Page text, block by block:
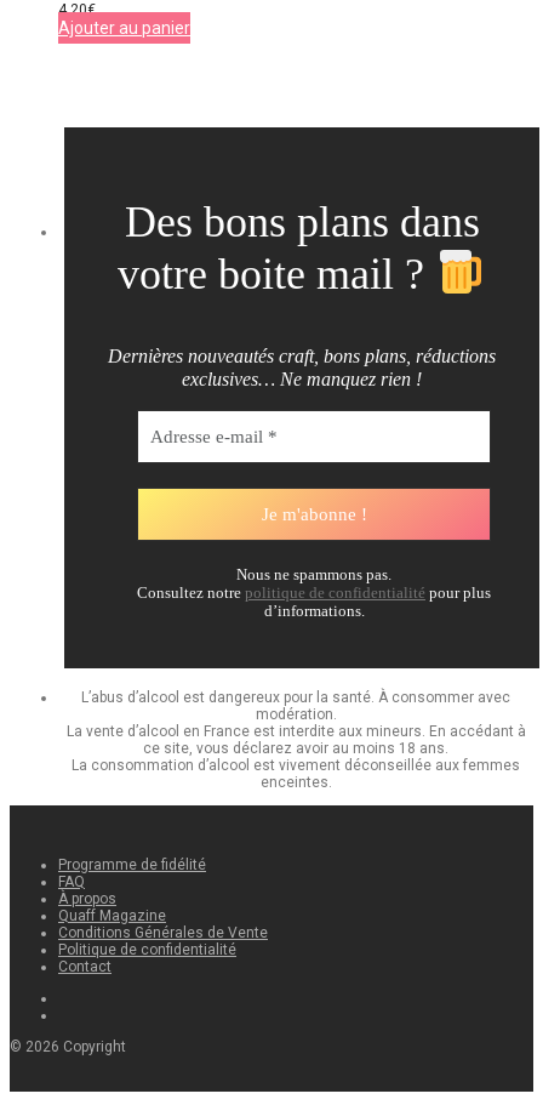
4,20€
Ajouter au panier
Des bons plans dans
votre boite mail ?
Dernières nouveautés craft, bons plans, réductions
exclusives… Ne manquez rien !
Nous ne spammons pas.
Consultez notre politique de confidentialité pour plus
d’informations.
L’abus d’alcool est dangereux pour la santé. À consommer avec
modération.
La vente d’alcool en France est interdite aux mineurs. En accédant à
ce site, vous déclarez avoir au moins 18 ans.
La consommation d’alcool est vivement déconseillée aux femmes
enceintes.
Programme de fidélité
FAQ
À propos
Quaff Magazine
Conditions Générales de Vente
Politique de confidentialité
Contact
© 2026 Copyright